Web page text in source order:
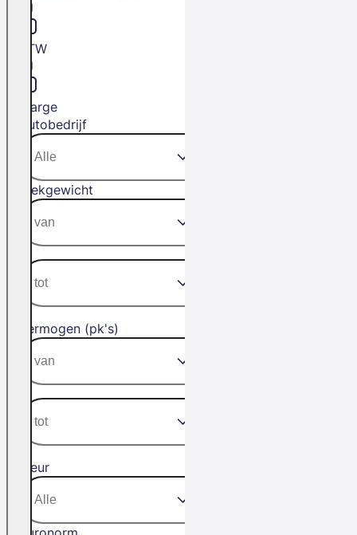
BTW
Marge
Autobedrijf
Trekgewicht
Vermogen (pk's)
Kleur